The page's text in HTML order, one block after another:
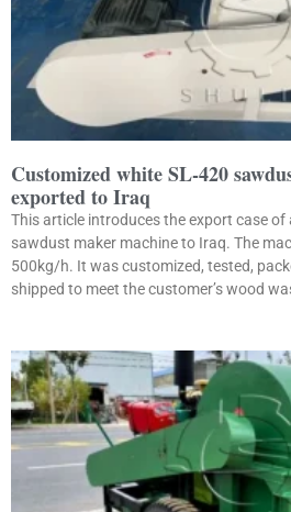
Customized white SL-420
exported to Iraq
This article introduces the export case
sawdust maker machine to Iraq. The
500kg/h. It was customized, tested,
shipped to meet the customer’s wood